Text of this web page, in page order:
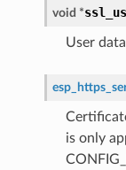
void *
User
is only